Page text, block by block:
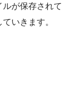
が保存されて
いきます。